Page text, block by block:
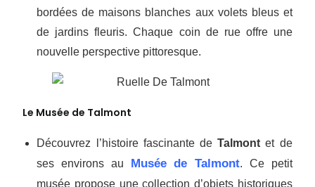
bordées de maisons blanches aux volets bleus et
de jardins fleuris. Chaque coin de rue offre une
nouvelle perspective pittoresque.
Le Musée de Talmont
Découvrez l’histoire fascinante deTalmont et de
ses environs au Musée de Talmont. Ce petit
musée propose une collection d’objets historiques